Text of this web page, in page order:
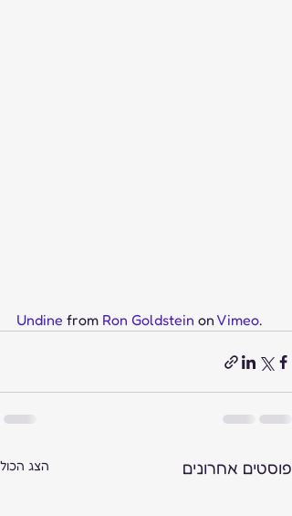
Undine from Ron Goldstein on Vimeo.
פוסטים אחרונים הצג הכול